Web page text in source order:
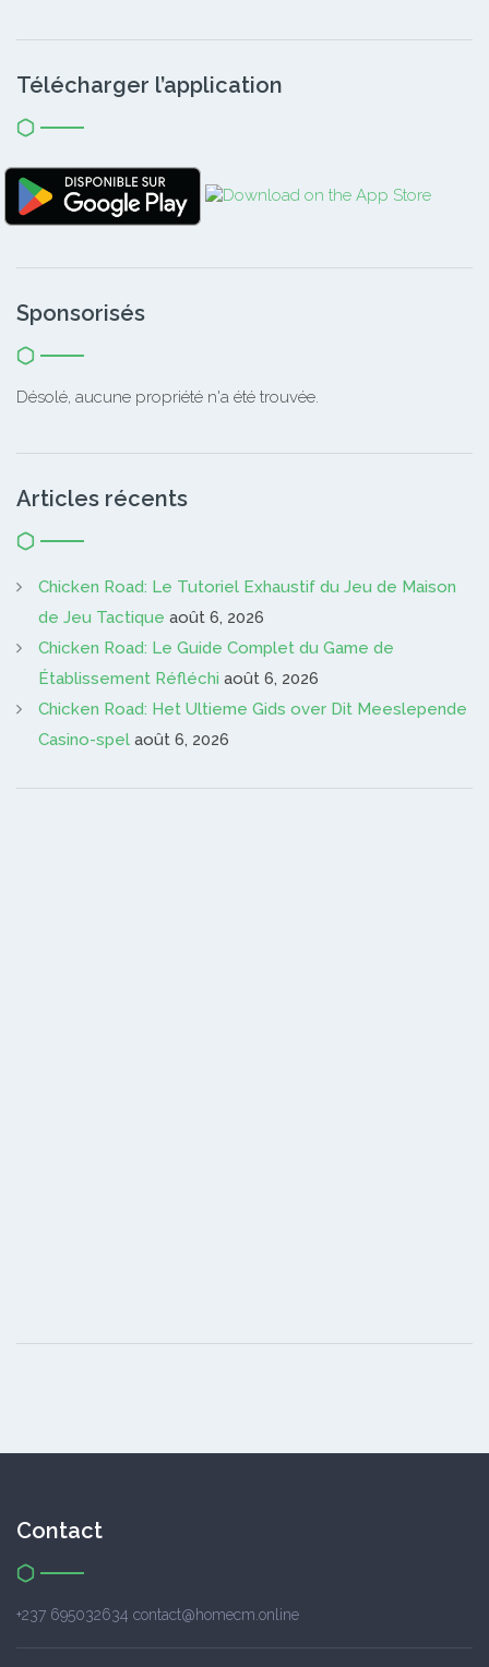
Télécharger l’application
Sponsorisés
Désolé, aucune propriété n'a été trouvée.
Articles récents
Chicken Road: Le Tutoriel Exhaustif du Jeu de Maison
de Jeu Tactique août 6, 2026
Chicken Road: Le Guide Complet du Game de
Établissement Réfléchi août 6, 2026
Chicken Road: Het Ultieme Gids over Dit Meeslepende
Casino-spel août 6, 2026
Contact
+237 695032634 contact@homecm.online